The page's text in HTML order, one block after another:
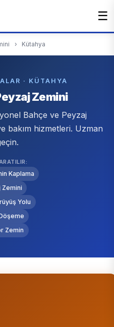
☰
› Kütahya
· KÜTAHYA
Zemini
Bahçe ve Peyzaj
bakım hizmetleri. Uzman
Kaplama
Zemini
Yolu
Zemin